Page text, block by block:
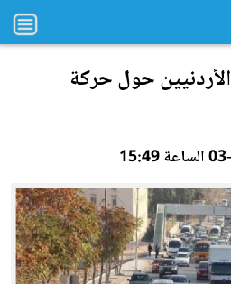
الأردنيين حول حركة